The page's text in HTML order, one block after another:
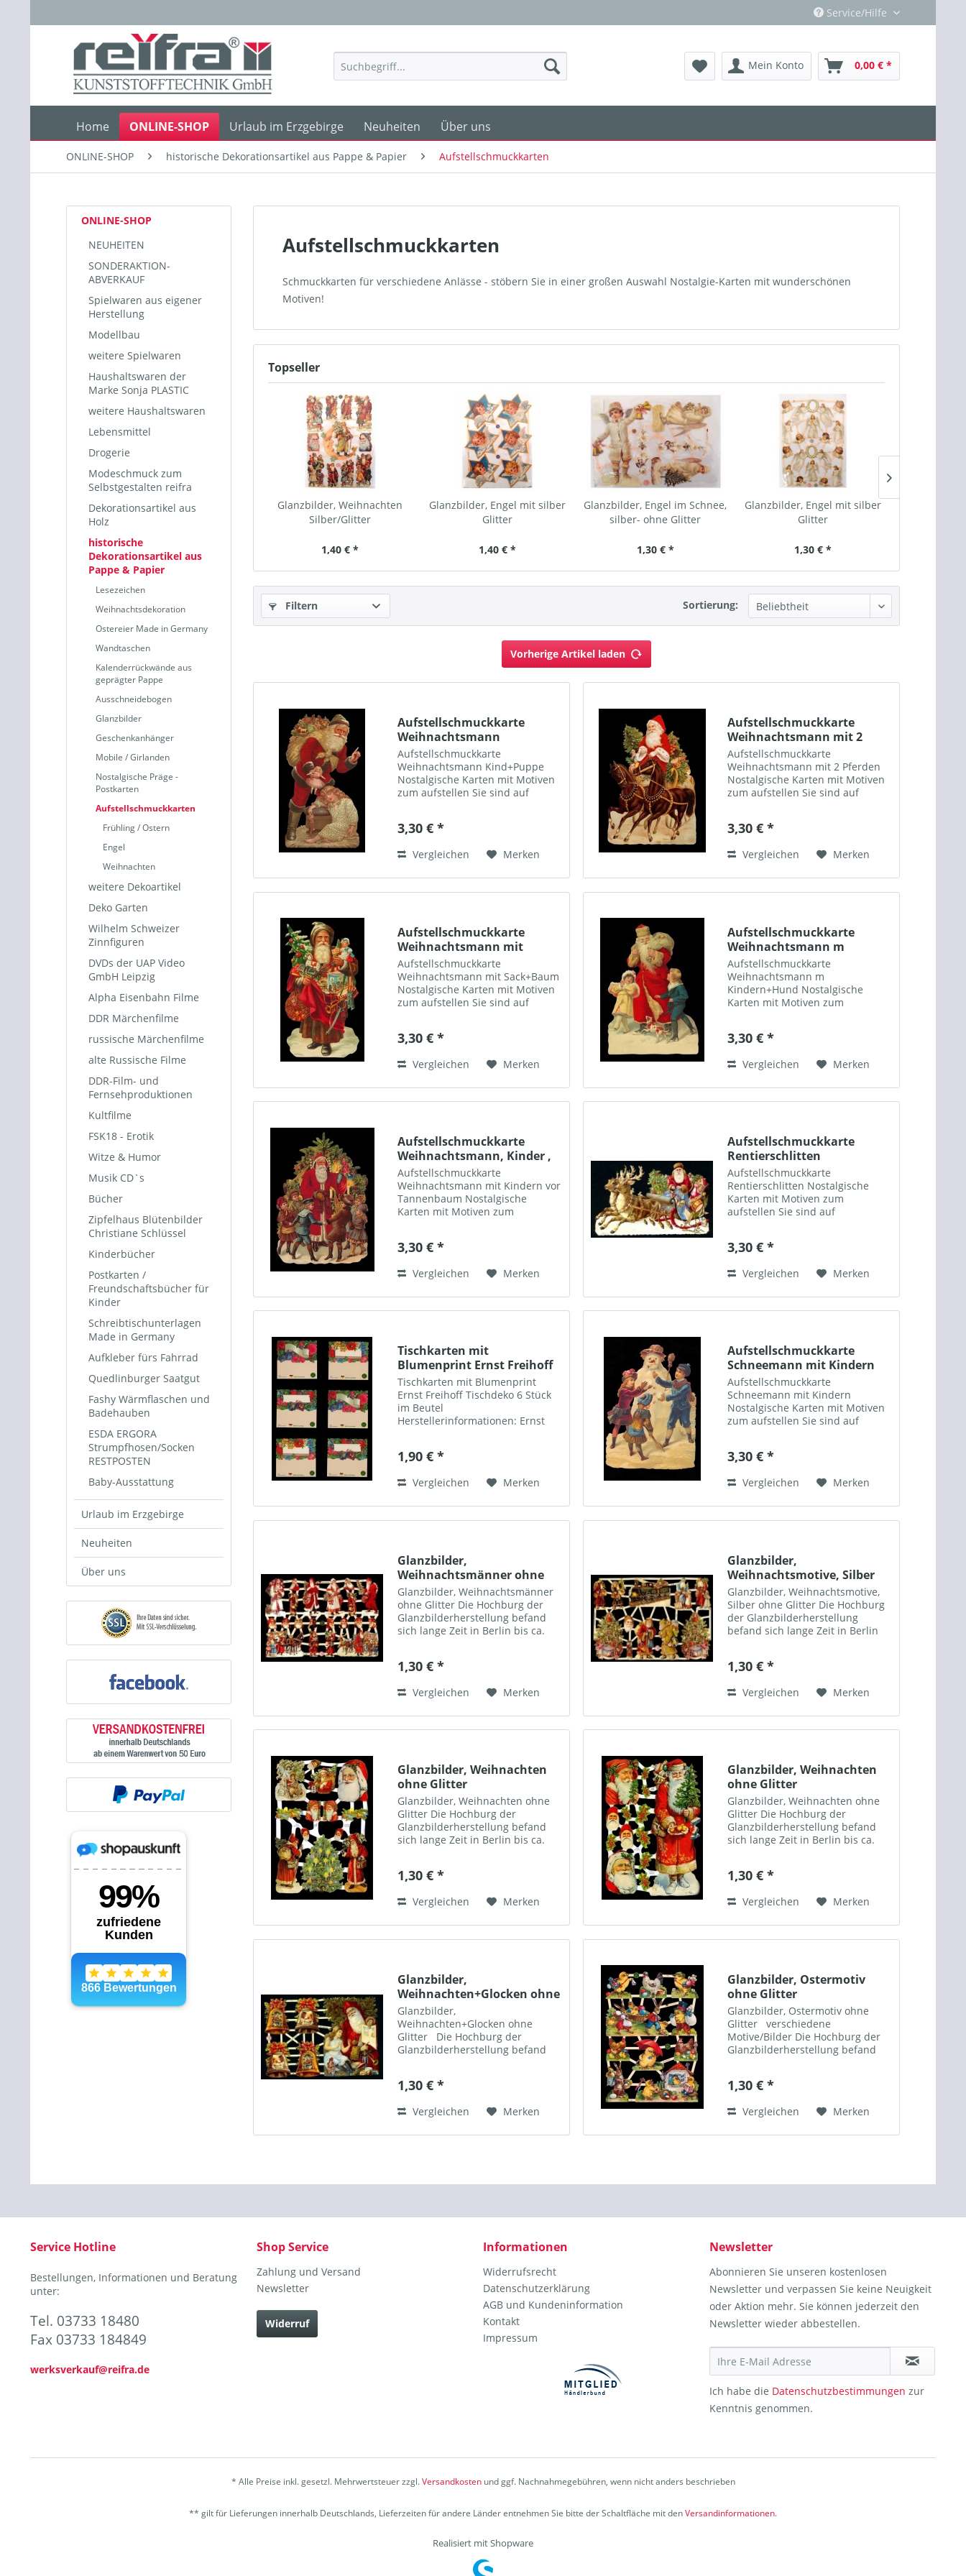
Service/Hilfe
Mein Konto 0,00 € *
Home ONLINE-SHOP Urlaub im Erzgebirge Neuheiten Über uns
ONLINE-SHOP historische Dekorationsartikel aus Pappe & Papier Aufstellschmuckkarten
ONLINE-SHOP
NEUHEITEN
SONDERAKTION-
ABVERKAUF
Spielwaren aus eigener
Herstellung
Modellbau
weitere Spielwaren
Haushaltswaren der
Marke Sonja PLASTIC
weitere Haushaltswaren
Lebensmittel
Drogerie
Modeschmuck zum
Selbstgestalten reifra
Dekorationsartikel aus
Holz
historische
Dekorationsartikel aus
Pappe & Papier
Lesezeichen
Weihnachtsdekoration
Ostereier Made in Germany
Wandtaschen
Kalenderrückwände aus
geprägter Pappe
Ausschneidebogen
Glanzbilder
Geschenkanhänger
Mobile / Girlanden
Nostalgische Präge -
Postkarten
Aufstellschmuckkarten
Frühling / Ostern
Engel
Weihnachten
weitere Dekoartikel
Deko Garten
Wilhelm Schweizer
Zinnfiguren
DVDs der UAP Video
GmbH Leipzig
Alpha Eisenbahn Filme
DDR Märchenfilme
russische Märchenfilme
alte Russische Filme
DDR-Film- und
Fernsehproduktionen
Kultfilme
FSK18 - Erotik
Witze & Humor
Musik CD`s
Bücher
Zipfelhaus Blütenbilder
Christiane Schlüssel
Kinderbücher
Postkarten /
Freundschaftsbücher für
Kinder
Schreibtischunterlagen
Made in Germany
Aufkleber fürs Fahrrad
Quedlinburger Saatgut
Fashy Wärmflaschen und
Badehauben
ESDA ERGORA
Strumpfhosen/Socken
RESTPOSTEN
Baby-Ausstattung
Urlaub im Erzgebirge
Neuheiten
Über uns
Aufstellschmuckkarten
Schmuckkarten für verschiedene Anlässe - stöbern Sie in einer großen Auswahl Nostalgie-Karten mit wunderschönen
Motiven!
Topseller
Glanzbilder, Weihnachten
Silber/Glitter
1,40 € *
Glanzbilder, Engel mit silber
Glitter
1,40 € *
Glanzbilder, Engel im Schnee,
silber- ohne Glitter
1,30 € *
Glanzbilder, Engel mit silber
Glitter
1,30 € *
Filtern Sortierung:
Vorherige Artikel laden
Aufstellschmuckkarte
Weihnachtsmann
Kind+Puppe
Aufstellschmuckkarte
Weihnachtsmann Kind+Puppe
Nostalgische Karten mit Motiven
zum aufstellen Sie sind auf
filigran gestanzt. Jedem Bild ist
Briefumschlag,...
3,30 € *
Vergleichen Merken
Aufstellschmuckkarte
Weihnachtsmann mit 2
Pferden
Aufstellschmuckkarte
Weihnachtsmann mit 2 Pferden
Nostalgische Karten mit Motiven
zum aufstellen Sie sind auf
filigran gestanzt. Jedem Bild ist
Briefumschlag,...
3,30 € *
Vergleichen Merken
Aufstellschmuckkarte
Weihnachtsmann mit
Sack+Baum
Aufstellschmuckkarte
Weihnachtsmann mit Sack+Baum
Nostalgische Karten mit Motiven
zum aufstellen Sie sind auf
filigran gestanzt. Jedem Bild ist
Briefumschlag,...
3,30 € *
Vergleichen Merken
Aufstellschmuckkarte
Weihnachtsmann m
Kindern+Hund
Aufstellschmuckkarte
Weihnachtsmann m
Kindern+Hund Nostalgische
Karten mit Motiven zum
gedruckt, geprägt (Relief) und
ein cremefarbener...
3,30 € *
Vergleichen Merken
Aufstellschmuckkarte
Weihnachtsmann, Kinder ,
Baum
Aufstellschmuckkarte
Weihnachtsmann mit Kindern vor
Tannenbaum Nostalgische
Karten mit Motiven zum
gedruckt, geprägt (Relief) und
ein cremefarbener...
3,30 € *
Vergleichen Merken
Aufstellschmuckkarte
Rentierschlitten
Aufstellschmuckkarte
Rentierschlitten Nostalgische
Karten mit Motiven zum
aufstellen Sie sind auf
filigran gestanzt. Jedem Bild ist
Briefumschlag, eine...
3,30 € *
Vergleichen Merken
Tischkarten mit
Blumenprint Ernst Freihoff
Tischkarten mit Blumenprint
Ernst Freihoff Tischdeko 6 Stück
im Beutel
Herstellerinformationen: Ernst
mbH Erlenweg 93, 48653 Coesfeld
1,90 € *
Vergleichen Merken
Aufstellschmuckkarte
Schneemann mit Kindern
Aufstellschmuckkarte
Schneemann mit Kindern
Nostalgische Karten mit Motiven
zum aufstellen Sie sind auf
filigran gestanzt. Jedem Bild ist
Briefumschlag, eine...
3,30 € *
Vergleichen Merken
Glanzbilder,
Weihnachtsmänner ohne
Glitter
Glanzbilder, Weihnachtsmänner
ohne Glitter Die Hochburg der
Glanzbilderherstellung befand
sich lange Zeit in Berlin bis ca.
England, Holland, Frankreich,
1,30 € *
Vergleichen Merken
Glanzbilder,
Weihnachtsmotive, Silber
ohne Glitter
Glanzbilder, Weihnachtsmotive,
Silber ohne Glitter Die Hochburg
der Glanzbilderherstellung
befand sich lange Zeit in Berlin
sowie in England, Holland,
1,30 € *
Vergleichen Merken
Glanzbilder, Weihnachten
ohne Glitter
Glanzbilder, Weihnachten ohne
Glitter Die Hochburg der
Glanzbilderherstellung befand
sich lange Zeit in Berlin bis ca.
England, Holland, Frankreich,
1,30 € *
Vergleichen Merken
Glanzbilder, Weihnachten
ohne Glitter
Glanzbilder, Weihnachten ohne
Glitter Die Hochburg der
Glanzbilderherstellung befand
sich lange Zeit in Berlin bis ca.
England, Holland, Frankreich,
1,30 € *
Vergleichen Merken
Glanzbilder,
Weihnachten+Glocken ohne
Glitter
Glanzbilder,
Weihnachten+Glocken ohne
Glitter Die Hochburg der
Glanzbilderherstellung befand
Städten Deutschlands sowie in
1,30 € *
Vergleichen Merken
Glanzbilder, Ostermotiv
ohne Glitter
Glanzbilder, Ostermotiv ohne
Glitter verschiedene
Motive/Bilder Die Hochburg der
Glanzbilderherstellung befand
Städten Deutschlands sowie in
1,30 € *
Vergleichen Merken
Service Hotline
Bestellungen, Informationen und Beratung
unter:
Tel. 03733 18480
Fax 03733 184849
werksverkauf@reifra.de
Shop Service
Zahlung und Versand
Newsletter
Widerruf
Informationen
Widerrufsrecht
Datenschutzerklärung
AGB und Kundeninformation
Kontakt
Impressum
Newsletter
Abonnieren Sie unseren kostenlosen
Newsletter und verpassen Sie keine Neuigkeit
oder Aktion mehr. Sie können jederzeit den
Newsletter wieder abbestellen.
Ich habe die Datenschutzbestimmungen zur
Kenntnis genommen.
* Alle Preise inkl. gesetzl. Mehrwertsteuer zzgl.Versandkostenund ggf. Nachnahmegebühren, wenn nicht anders beschrieben
** gilt für Lieferungen innerhalb Deutschlands, Lieferzeiten für andere Länder entnehmen Sie bitte der Schaltfläche mit denVersandinformationen.
Realisiert mit Shopware